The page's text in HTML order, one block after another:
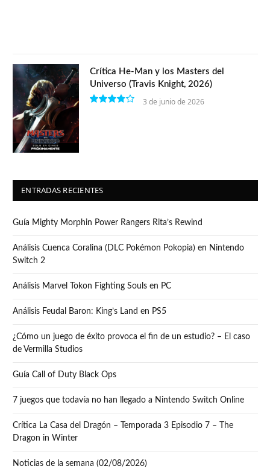
Crítica He-Man y los Masters del
Universo (Travis Knight, 2026)
3 de junio de 2026
ENTRADAS RECIENTES
Guía Mighty Morphin Power Rangers Rita’s Rewind
Análisis Cuenca Coralina (DLC Pokémon Pokopia) en Nintendo
Switch 2
Análisis Marvel Tokon Fighting Souls en PC
Análisis Feudal Baron: King’s Land en PS5
¿Cómo un juego de éxito provoca el fin de un estudio? – El caso
de Vermilla Studios
Guía Call of Duty Black Ops
7 juegos que todavía no han llegado a Nintendo Switch Online
Crítica La Casa del Dragón – Temporada 3 Episodio 7 – The
Dragon in Winter
Noticias de la semana (02/08/2026)